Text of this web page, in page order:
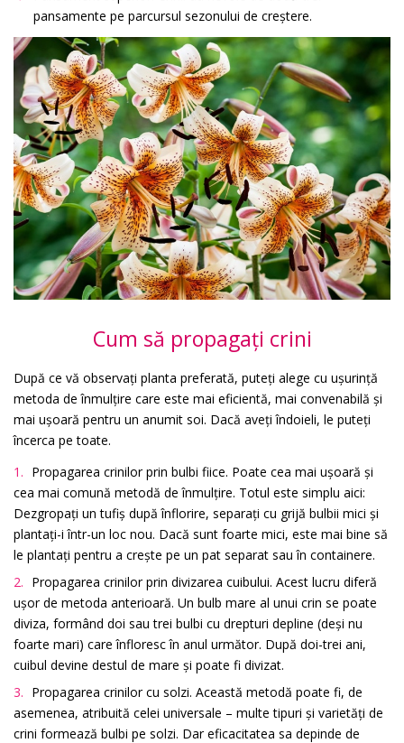
pansamente pe parcursul sezonului de creștere.
Cum să propagați crini
După ce vă observați planta preferată, puteți alege cu ușurință
metoda de înmulțire care este mai eficientă, mai convenabilă și
mai ușoară pentru un anumit soi. Dacă aveți îndoieli, le puteți
încerca pe toate.
Propagarea crinilor prin bulbi fiice. Poate cea mai ușoară și
cea mai comună metodă de înmulțire. Totul este simplu aici:
Dezgropați un tufiș după înflorire, separați cu grijă bulbii mici și
plantați-i într-un loc nou. Dacă sunt foarte mici, este mai bine să
le plantați pentru a crește pe un pat separat sau în containere.
Propagarea crinilor prin divizarea cuibului. Acest lucru diferă
ușor de metoda anterioară. Un bulb mare al unui crin se poate
diviza, formând doi sau trei bulbi cu drepturi depline (deși nu
foarte mari) care înfloresc în anul următor. După doi-trei ani,
cuibul devine destul de mare și poate fi divizat.
Propagarea crinilor cu solzi. Această metodă poate fi, de
asemenea, atribuită celei universale – multe tipuri și varietăți de
crini formează bulbi pe solzi. Dar eficacitatea sa depinde de